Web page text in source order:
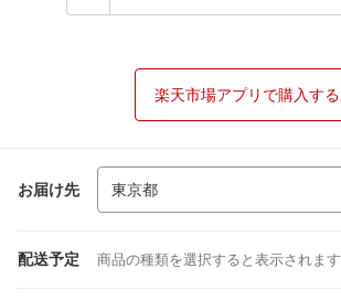
楽天市場アプリで購入する
お届け先
配送予定 商品の種類を選択すると表示されます